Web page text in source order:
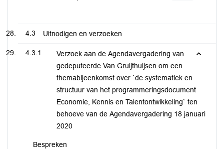
4.3 Uitnodigen en verzoeken
4.3.1
Verzoek aan de Agendavergadering van
gedeputeerde Van Gruijthuijsen om een
themabijeenkomst over `de systematiek en
structuur van het programmeringsdocument
Economie, Kennis en Talentontwikkeling` ten
behoeve van de Agendavergadering 18 januari
2020
Bespreken